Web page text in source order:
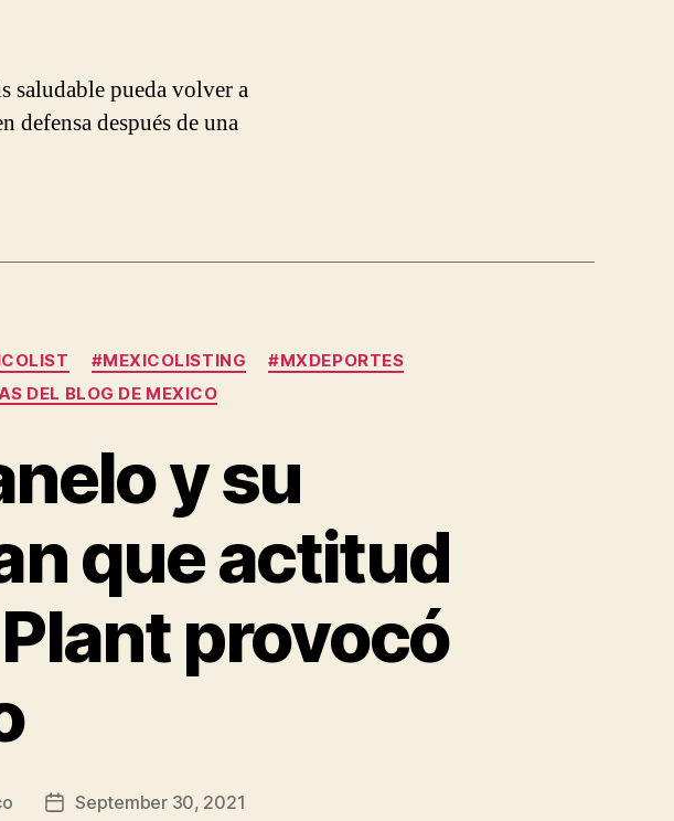
saludable pueda volver a
defensa después de una
#MEXICOLISTING
#MXDEPORTES
DEL BLOG DE MEXICO
y su
que actitud
provocó
PostSeptember 30, 2021